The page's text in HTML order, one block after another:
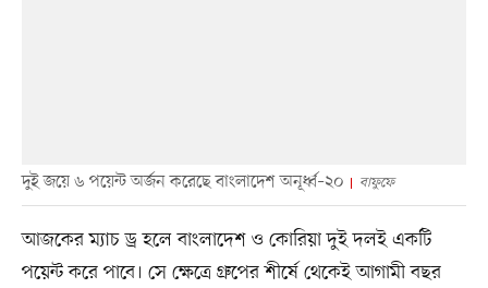
দুই জয়ে ৬ পয়েন্ট অর্জন করেছে বাংলাদেশ অনূর্ধ্ব–২০ বাফুফে
‎আজকের ম্যাচ ড্র হলে বাংলাদেশ ও কোরিয়া দুই দলই একটি
পয়েন্ট করে পাবে। সে ক্ষেত্রে গ্রুপের শীর্ষে থেকেই আগামী বছর